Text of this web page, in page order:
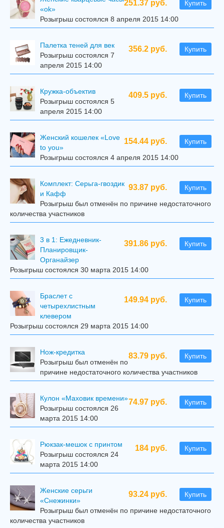
251.37 руб. Купить
«ok»
Розыгрыш состоялся 8 апреля 2015 14:00
356.2 руб. Купить
Палетка теней для век
Розыгрыш состоялся 7
апреля 2015 14:00
409.5 руб. Купить
Кружка-объектив
Розыгрыш состоялся 5
апреля 2015 14:00
154.44 руб. Купить
Женский кошелек «Love
to you»
Розыгрыш состоялся 4 апреля 2015 14:00
93.87 руб. Купить
Комплект: Серьга-гвоздик
и Кафф
Розыгрыш был отменён по причине недостаточного
количества участников
391.86 руб. Купить
3 в 1: Ежедневник-
Планировщик-
Органайзер
Розыгрыш состоялся 30 марта 2015 14:00
149.94 руб. Купить
Браслет с
четырехлистным
клевером
Розыгрыш состоялся 29 марта 2015 14:00
83.79 руб. Купить
Нож-кредитка
Розыгрыш был отменён по
причине недостаточного количества участников
74.97 руб. Купить
Кулон «Маховик времени»
Розыгрыш состоялся 26
марта 2015 14:00
184 руб. Купить
Рюкзак-мешок с принтом
Розыгрыш состоялся 24
марта 2015 14:00
93.24 руб. Купить
Женские серьги
«Снежинки»
Розыгрыш был отменён по причине недостаточного
количества участников